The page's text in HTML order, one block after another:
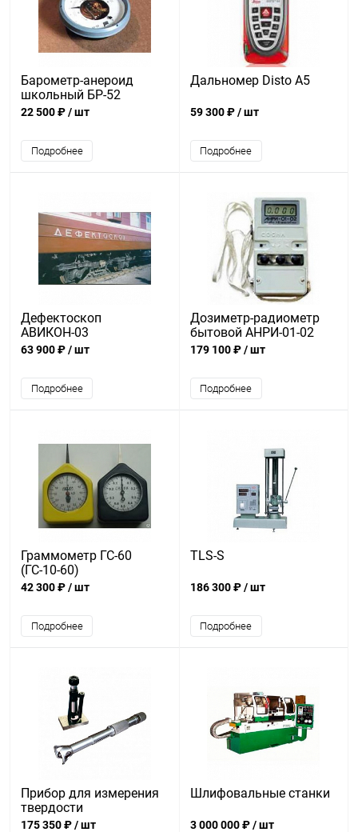
Барометр-анероид
школьный БР-52
22 500 ₽/ шт
Подробнее
Дальномер Disto A5
59 300 ₽/ шт
Подробнее
Дефектоскоп
АВИКОН-03
63 900 ₽/ шт
Подробнее
Дозиметр-радиометр
бытовой АНРИ-01-02
«Сосна»
179 100 ₽/ шт
Подробнее
Граммометр ГС-60
(ГС-10-60)
42 300 ₽/ шт
Подробнее
TLS-S
186 300 ₽/ шт
Подробнее
Прибор для измерения
твердости
крупногабаритных
175 350 ₽/ шт
Шлифовальные станки
3 000 000 ₽/ шт